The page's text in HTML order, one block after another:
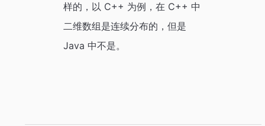
样的，以 C++ 为例，在 C++ 中
二维数组是连续分布的，但是
Java 中不是。